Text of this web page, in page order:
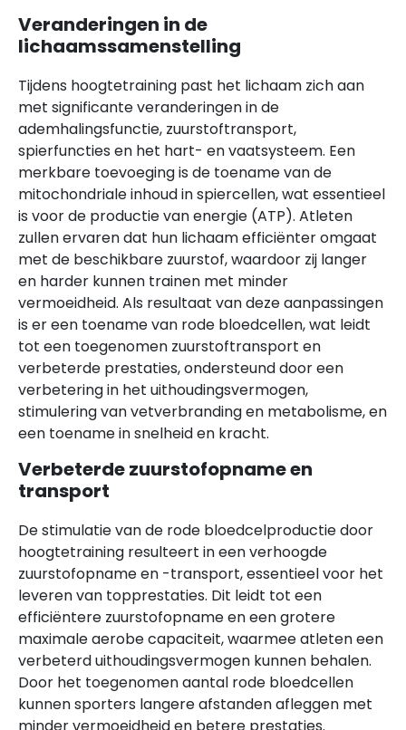
Veranderingen in de
lichaamssamenstelling
Tijdens hoogtetraining past het lichaam zich aan
met significante veranderingen in de
ademhalingsfunctie, zuurstoftransport,
spierfuncties en het hart- en vaatsysteem. Een
merkbare toevoeging is de toename van de
mitochondriale inhoud in spiercellen, wat essentieel
is voor de productie van energie (ATP). Atleten
zullen ervaren dat hun lichaam efficiënter omgaat
met de beschikbare zuurstof, waardoor zij langer
en harder kunnen trainen met minder
vermoeidheid. Als resultaat van deze aanpassingen
is er een toename van rode bloedcellen, wat leidt
tot een toegenomen zuurstoftransport en
verbeterde prestaties, ondersteund door een
verbetering in het uithoudingsvermogen,
stimulering van vetverbranding en metabolisme, en
een toename in snelheid en kracht.
Verbeterde zuurstofopname en
transport
De stimulatie van de rode bloedcelproductie door
hoogtetraining resulteert in een verhoogde
zuurstofopname en -transport, essentieel voor het
leveren van topprestaties. Dit leidt tot een
efficiëntere zuurstofopname en een grotere
maximale aerobe capaciteit, waarmee atleten een
verbeterd uithoudingsvermogen kunnen behalen.
Door het toegenomen aantal rode bloedcellen
kunnen sporters langere afstanden afleggen met